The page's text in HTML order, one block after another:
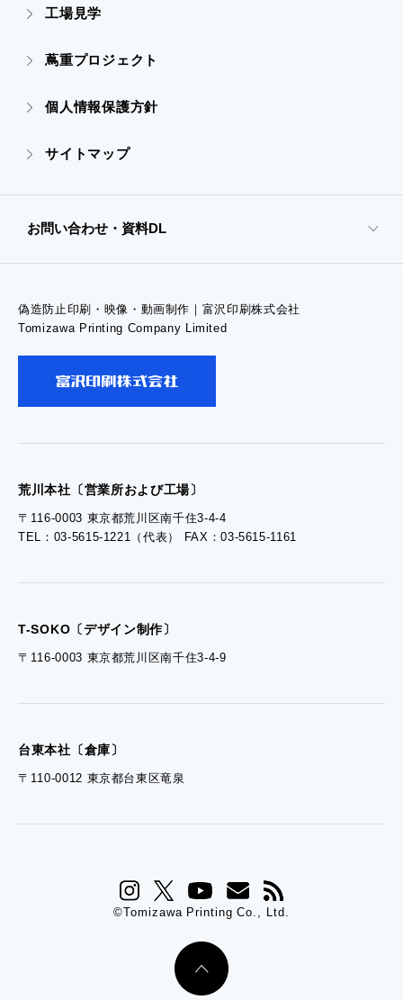
- CSR活動
- ぎぞらーず
- デザイン
工場見学
蔦重プロジェクト
個人情報保護方針
サイトマップ
お問い合わせ・資料DL
- お問い合わせTOP
- お問い合わせ
- 採用お問い合わせ
偽造防止印刷・映像・動画制作｜富沢印刷株式会社
Tomizawa Printing Company Limited
荒川本社〔営業所および工場〕
〒116-0003 東京都荒川区南千住3-4-4
TEL：03-5615-1221（代表） FAX：03-5615-1161
T-SOKO〔デザイン制作〕
〒116-0003 東京都荒川区南千住3-4-9
台東本社〔倉庫〕
〒110-0012 東京都台東区竜泉
©Tomizawa Printing Co., Ltd.